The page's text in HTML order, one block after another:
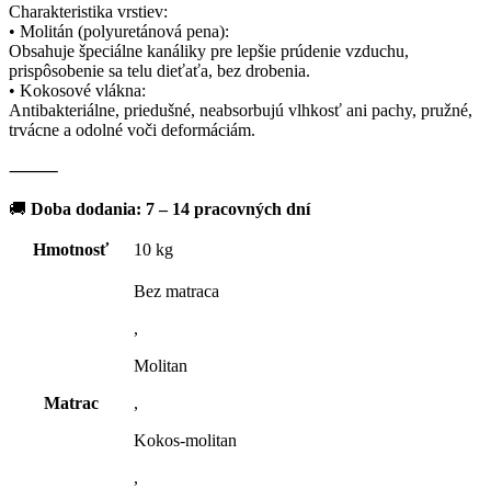
Charakteristika vrstiev:
• Molitán (polyuretánová pena):
Obsahuje špeciálne kanáliky pre lepšie prúdenie vzduchu,
prispôsobenie sa telu dieťaťa, bez drobenia.
• Kokosové vlákna:
Antibakteriálne, priedušné, neabsorbujú vlhkosť ani pachy, pružné,
trvácne a odolné voči deformáciám.
⸻
🚚 Doba dodania: 7 – 14 pracovných dní
Hmotnosť 10 kg
Matrac
Bez matraca
,
Molitan
,
Kokos-molitan
,